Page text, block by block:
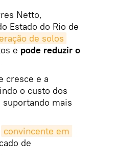
Netto,
Estado do Rio de
de solos
e pode reduzir o
cresce e a
o custo dos
suportando mais
convincente em
de